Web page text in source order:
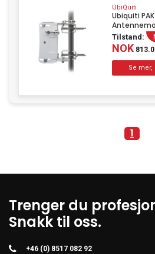
UbiQuiti
Ubiquiti
Tilstand:
NOK
1
Trenger du
Snakk til oss.
+46 (0) 8517 082 92